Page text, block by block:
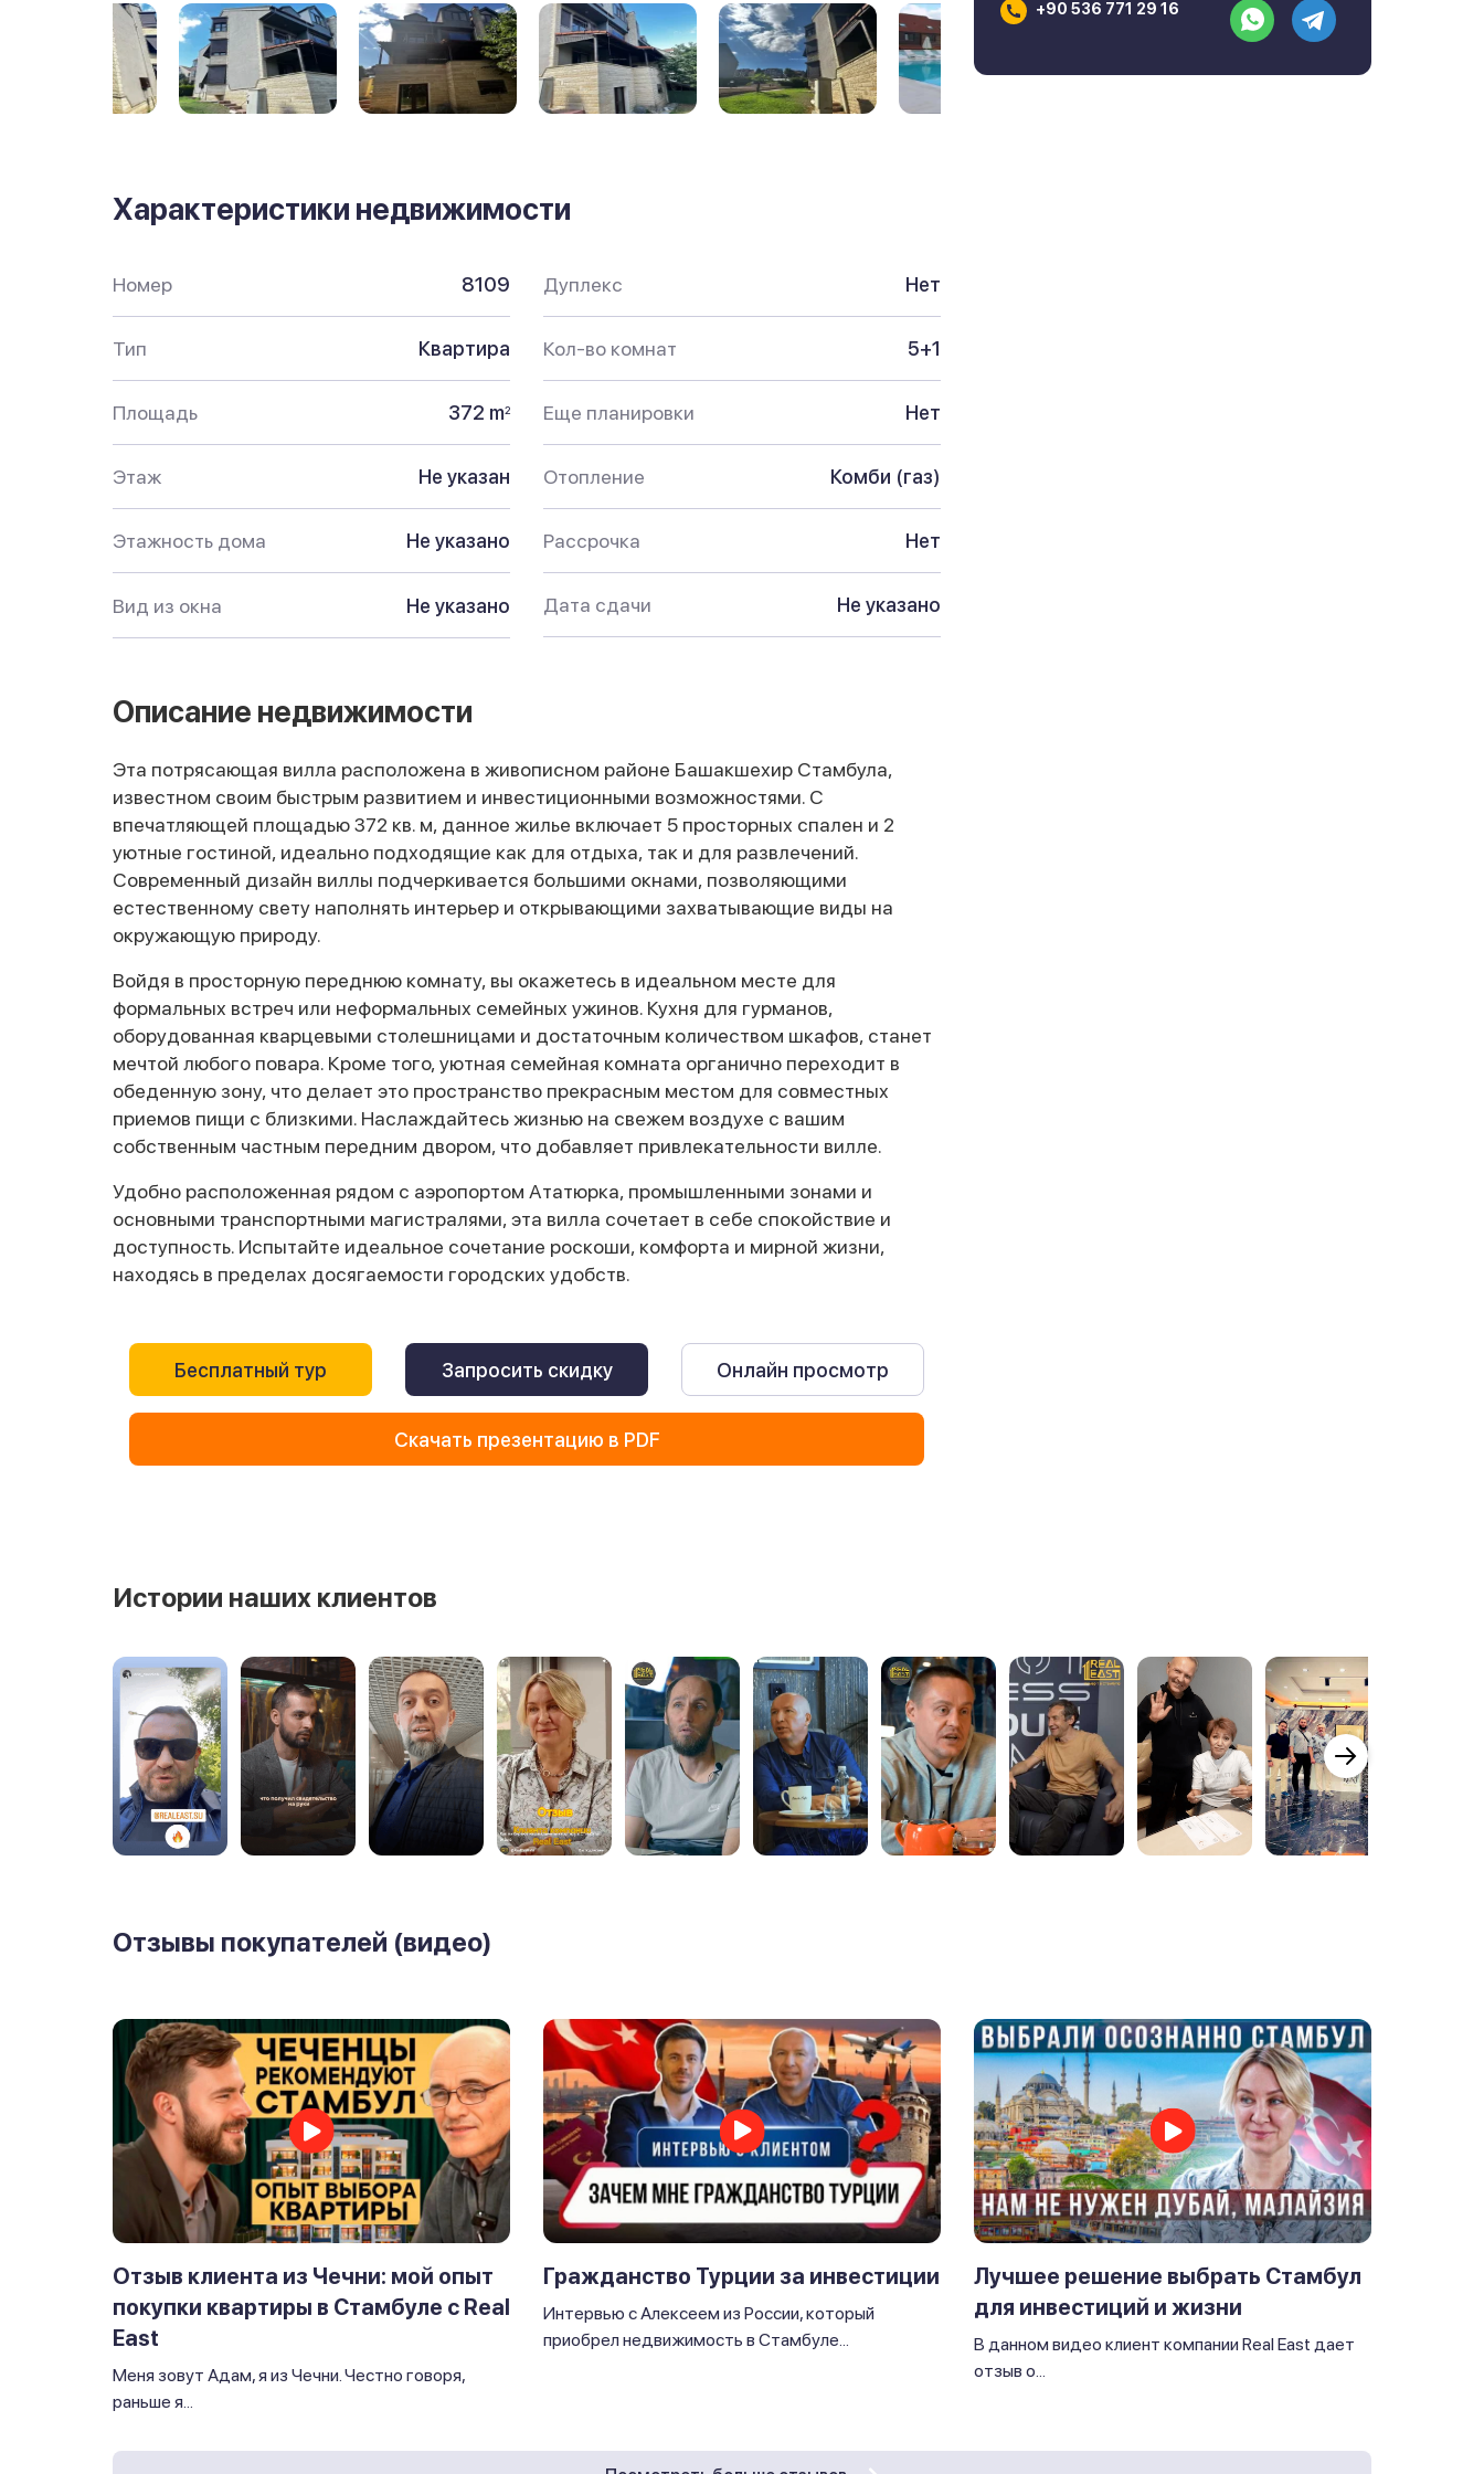
Характеристики недвижимости
Номер 8109
Тип Квартира
Площадь 372 m2
Этаж Не указан
Этажность дома Не указано
Вид из окна Не указано
Дуплекс Нет
Кол-во комнат 5+1
Еще планировки Нет
Отопление Комби (газ)
Рассрочка Нет
Дата сдачи Не указано
Описание недвижимости
Эта потрясающая вилла расположена в живописном районе Башакшехир Стамбула,
известном своим быстрым развитием и инвестиционными возможностями. С
впечатляющей площадью 372 кв. м, данное жилье включает 5 просторных спален и 2
уютные гостиной, идеально подходящие как для отдыха, так и для развлечений.
Современный дизайн виллы подчеркивается большими окнами, позволяющими
естественному свету наполнять интерьер и открывающими захватывающие виды на
окружающую природу.
Войдя в просторную переднюю комнату, вы окажетесь в идеальном месте для
формальных встреч или неформальных семейных ужинов. Кухня для гурманов,
оборудованная кварцевыми столешницами и достаточным количеством шкафов, станет
мечтой любого повара. Кроме того, уютная семейная комната органично переходит в
обеденную зону, что делает это пространство прекрасным местом для совместных
приемов пищи с близкими. Наслаждайтесь жизнью на свежем воздухе с вашим
собственным частным передним двором, что добавляет привлекательности вилле.
Удобно расположенная рядом с аэропортом Ататюрка, промышленными зонами и
основными транспортными магистралями, эта вилла сочетает в себе спокойствие и
доступность. Испытайте идеальное сочетание роскоши, комфорта и мирной жизни,
находясь в пределах досягаемости городских удобств.
Бесплатный тур Запросить скидку Онлайн просмотр
Скачать презентацию в PDF
+90 536 771 29 16
Истории наших клиентов
Отзывы покупателей (видео)
Отзыв клиента из Чечни: мой опыт
покупки квартиры в Стамбуле с Real
East
Меня зовут Адам, я из Чечни. Честно говоря,
раньше я...
Гражданство Турции за инвестиции
Интервью с Алексеем из России, который
приобрел недвижимость в Стамбуле...
Лучшее решение выбрать Стамбул
для инвестиций и жизни
В данном видео клиент компании Real East дает
отзыв о...